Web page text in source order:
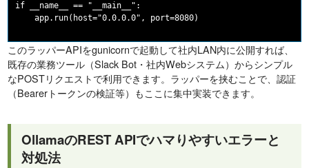
if __name__ == "__main__":
このラッパーAPIをgunicornで起動して社内LAN内に公開すれば、
既存の業務ツール（Slack Bot・社内Webシステム）からシンプル
なPOSTリクエストで利用できます。ラッパーを挟むことで、認証
（Bearerトークンの検証等）もここに集中実装できます。
OllamaのREST APIでハマりやすいエラーと
対処法